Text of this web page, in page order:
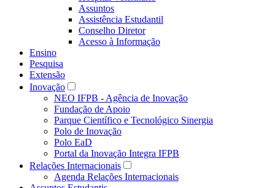
Assuntos
Assistência Estudantil
Conselho Diretor
Acesso à Informação
Ensino
Pesquisa
Extensão
Inovação
NEO IFPB - Agência de Inovação
Fundação de Apoio
Parque Científico e Tecnológico Sinergia
Polo de Inovação
Polo EaD
Portal da Inovação Integra IFPB
Relações Internacionais
Agenda Relações Internacionais